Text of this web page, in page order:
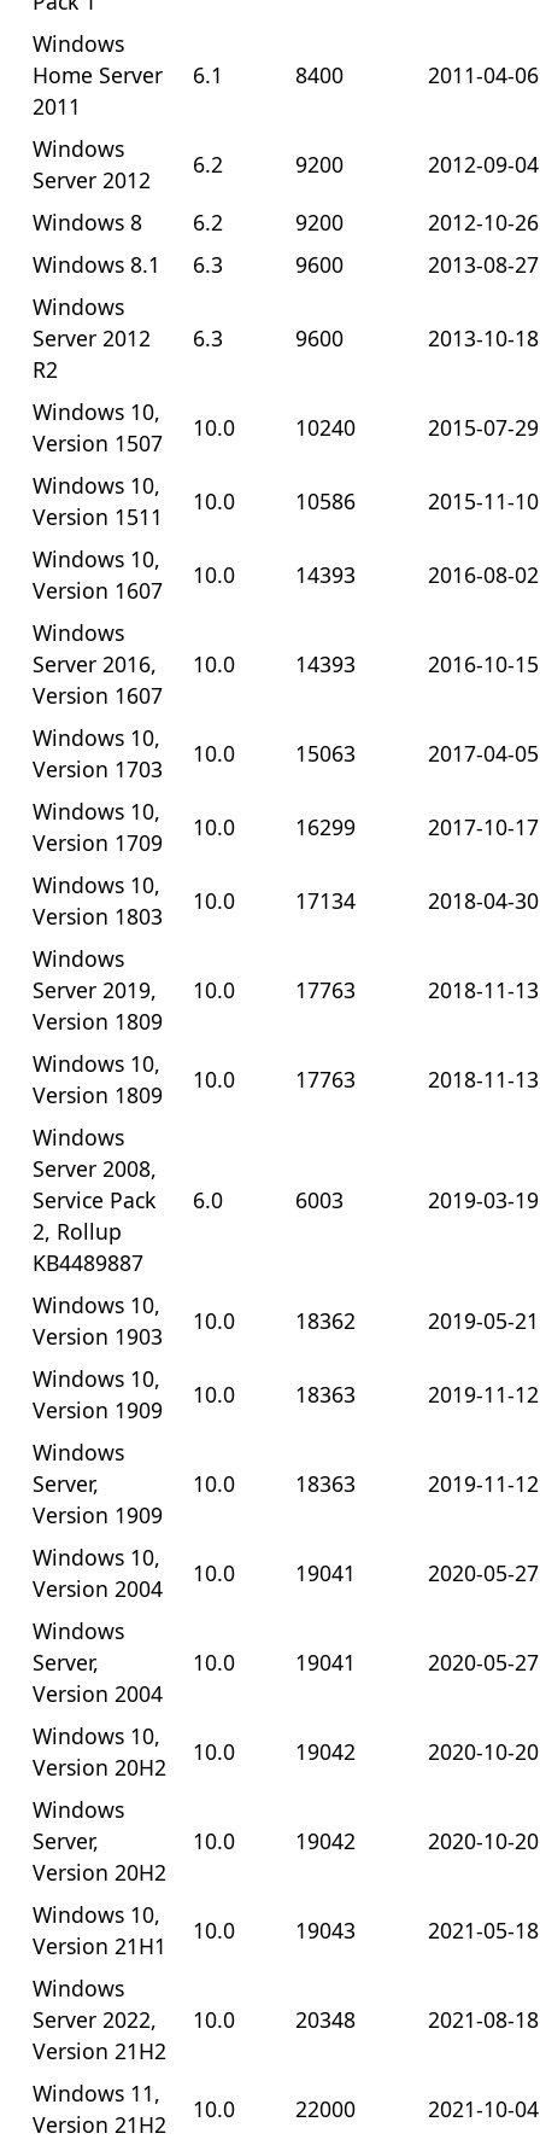
Windows
Home Server
2011
6.1 8400 2011-04-06
Windows
Server 2012
6.2 9200
2012-09-04
Windows 8
6.2 9200
2012-10-26
Windows 8.1
6.3 9600
2013-08-27
Windows
Server 2012
R2
6.3 9600 2013-10-18
Windows 10,
Version 1507
10.0 10240
2015-07-29
Windows 10,
Version 1511
10.0 10586
2015-11-10
Windows 10,
Version 1607
10.0 14393
2016-08-02
Windows
Server 2016,
Version 1607
10.0 14393 2016-10-15
Windows 10,
Version 1703
10.0 15063
2017-04-05
Windows 10,
Version 1709
10.0 16299
2017-10-17
Windows 10,
Version 1803
10.0 17134
2018-04-30
Windows
Server 2019,
Version 1809
10.0 17763 2018-11-13
Windows 10,
Version 1809
10.0 17763
2018-11-13
Windows
Server 2008,
Service Pack
2, Rollup
KB4489887
6.0 6003 2019-03-19
Windows 10,
Version 1903
10.0 18362
2019-05-21
Windows 10,
Version 1909
10.0 18363
2019-11-12
Windows
Server,
Version 1909
10.0 18363 2019-11-12
Windows 10,
Version 2004
10.0 19041
2020-05-27
Windows
Server,
Version 2004
10.0 19041 2020-05-27
Windows 10,
Version 20H2
10.0 19042
2020-10-20
Windows
Server,
Version 20H2
10.0 19042 2020-10-20
Windows 10,
Version 21H1
10.0 19043
2021-05-18
Windows
Server 2022,
Version 21H2
10.0 20348 2021-08-18
Windows 11,
Version 21H2
10.0 22000
2021-10-04